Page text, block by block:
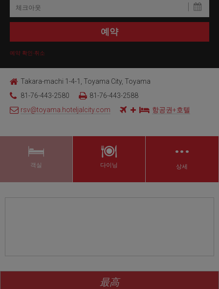
예약 확인·취소
Takara-machi 1-4-1, Toyama City, Toyama
81-76-443-2580
81-76-443-2588
rsv@toyama.hoteljalcity.com
항공권+호텔
객실 다이닝
…
상세
最高